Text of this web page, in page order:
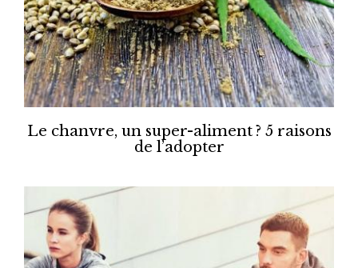
Le chanvre, un super-aliment ? 5 raisons
de l’adopter